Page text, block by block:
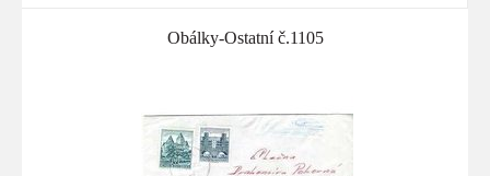
Obálky-Ostatní č.1105